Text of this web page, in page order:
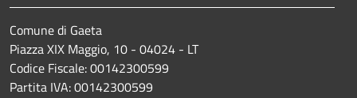
Comune di Gaeta
Piazza XIX Maggio, 10 - 04024 - LT
Codice Fiscale: 00142300599
Partita IVA: 00142300599